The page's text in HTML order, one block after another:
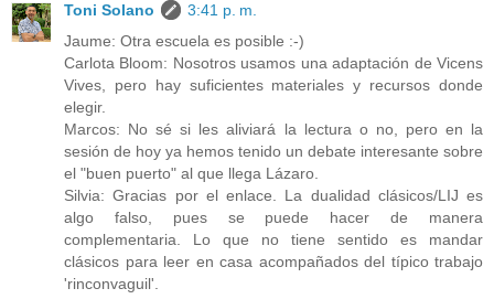
Toni Solano
3:41 p. m.
Jaume: Otra escuela es posible :-)
Carlota Bloom: Nosotros usamos una adaptación de Vicens
Vives, pero hay suficientes materiales y recursos donde
elegir.
Marcos: No sé si les aliviará la lectura o no, pero en la
sesión de hoy ya hemos tenido un debate interesante sobre
el "buen puerto" al que llega Lázaro.
Silvia: Gracias por el enlace. La dualidad clásicos/LIJ es
algo falso, pues se puede hacer de manera
complementaria. Lo que no tiene sentido es mandar
clásicos para leer en casa acompañados del típico trabajo
'rinconvaguil'.